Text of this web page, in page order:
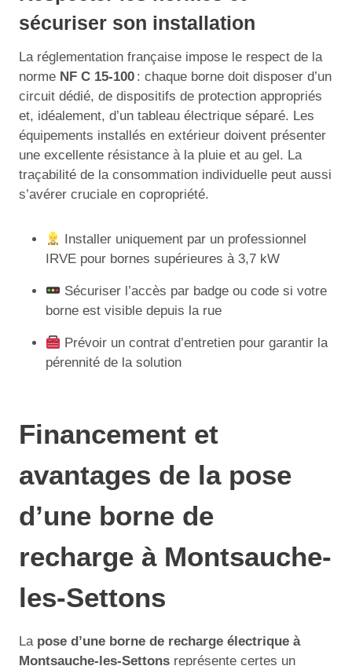
sécuriser son installation
La réglementation française impose le respect de la
norme NF C 15-100 : chaque borne doit disposer d’un
circuit dédié, de dispositifs de protection appropriés
et, idéalement, d’un tableau électrique séparé. Les
équipements installés en extérieur doivent présenter
une excellente résistance à la pluie et au gel. La
traçabilité de la consommation individuelle peut aussi
s’avérer cruciale en copropriété.
Installer uniquement par un professionnel
IRVE pour bornes supérieures à 3,7 kW
Sécuriser l’accès par badge ou code si votre
borne est visible depuis la rue
Prévoir un contrat d’entretien pour garantir la
pérennité de la solution
Financement et
avantages de la pose
d’une borne de
recharge à Montsauche-
les-Settons
La pose d’une borne de recharge électrique à
Montsauche-les-Settons représente certes un